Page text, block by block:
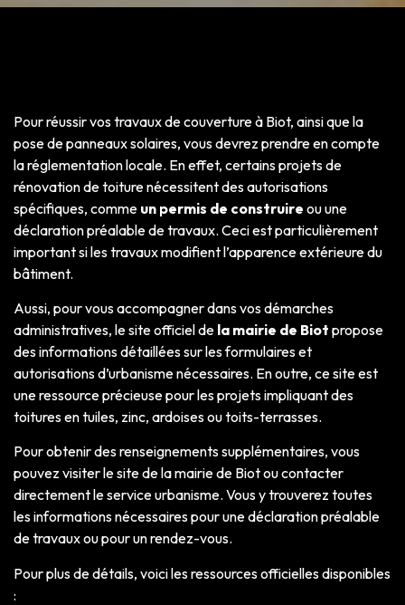
Pour réussir vos travaux de couverture à Biot, ainsi que la
pose de panneaux solaires, vous devrez prendre en compte
la réglementation locale. En effet, certains projets de
rénovation de toiture nécessitent des autorisations
spécifiques, comme un permis de construire ou une
déclaration préalable de travaux. Ceci est particulièrement
important si les travaux modifient l’apparence extérieure du
bâtiment.
Aussi, pour vous accompagner dans vos démarches
administratives, le site officiel de la mairie de Biot propose
des informations détaillées sur les formulaires et
autorisations d’urbanisme nécessaires. En outre, ce site est
une ressource précieuse pour les projets impliquant des
toitures en tuiles, zinc, ardoises ou toits-terrasses.
Pour obtenir des renseignements supplémentaires, vous
pouvez visiter le site de la mairie de Biot ou contacter
directement le service urbanisme. Vous y trouverez toutes
les informations nécessaires pour une déclaration préalable
de travaux ou pour un rendez-vous.
Pour plus de détails, voici les ressources officielles disponibles
: